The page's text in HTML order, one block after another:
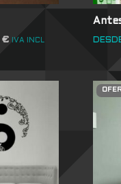
€ IVA INCL